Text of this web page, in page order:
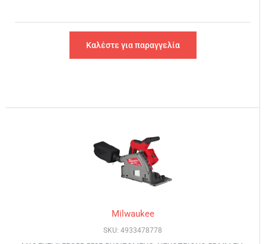
Καλέστε για παραγγελία
Milwaukee
SKU: 4933478778